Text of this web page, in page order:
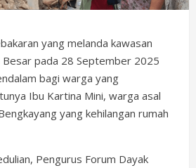
yang melanda kawasan
Besar pada 28 September 2025
bagi warga yang
Ibu Kartina Mini, warga asal
yang kehilangan rumah
Pengurus Forum Dayak